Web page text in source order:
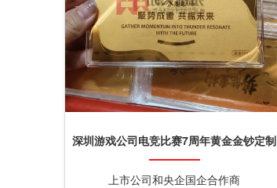
深圳游戏公司电竞比赛7周年黄金金钞定制
上市公司和央企国企合作商